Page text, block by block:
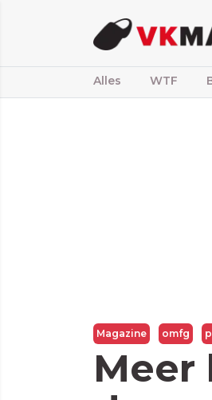
Alles WTF
Magazine omfg
Meer